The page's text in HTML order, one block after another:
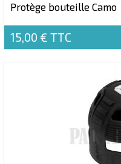
Protège bouteille Camo
15,00 € TTC